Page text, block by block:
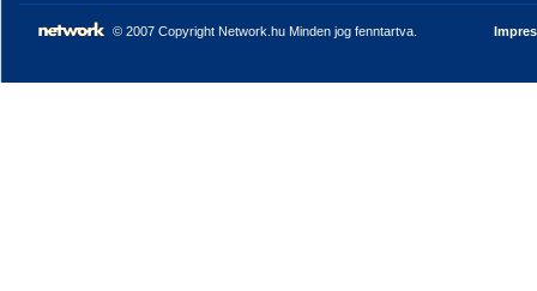
© 2007 Copyright Network.hu Minden jog fenntartva.